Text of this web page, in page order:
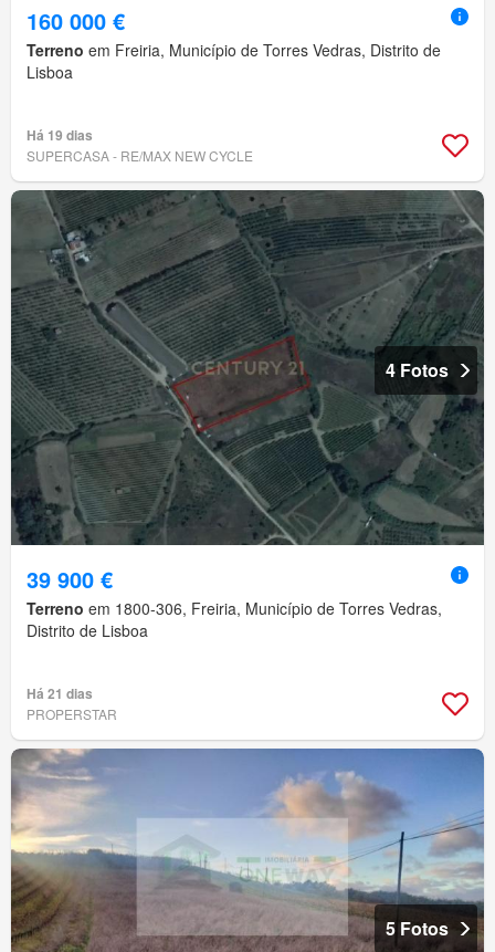
160 000 €
Terreno em Freiria, Município de Torres Vedras, Distrito de
Lisboa
Há 19 dias
SUPERCASA - RE/MAX NEW CYCLE
4 Fotos
39 900 €
Terreno em 1800-306, Freiria, Município de Torres Vedras,
Distrito de Lisboa
Há 21 dias
PROPERSTAR
5 Fotos